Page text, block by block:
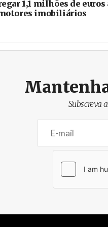
1,1 milhões de euros
imobiliários
Subscreva